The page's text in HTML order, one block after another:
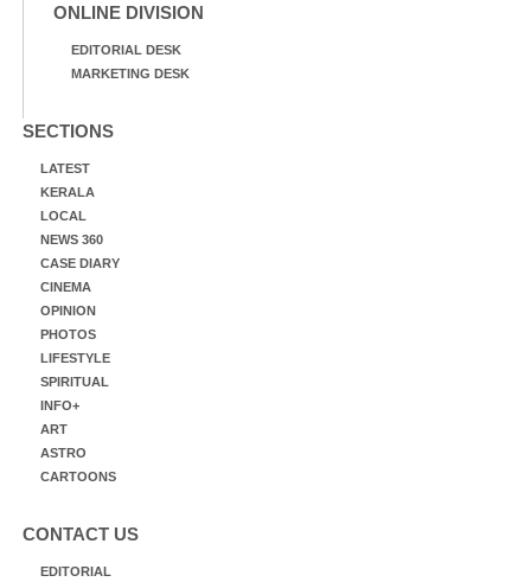
ONLINE DIVISION
EDITORIAL DESK
MARKETING DESK
SECTIONS
LATEST
KERALA
LOCAL
NEWS 360
CASE DIARY
CINEMA
OPINION
PHOTOS
LIFESTYLE
SPIRITUAL
INFO+
ART
ASTRO
CARTOONS
CONTACT US
EDITORIAL